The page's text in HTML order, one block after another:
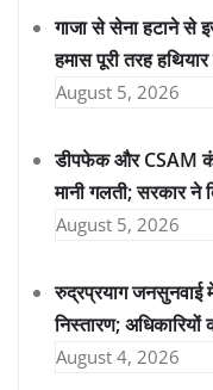
गाजा से सेना हटाने से
हमास पूरी तरह
August 5, 2026
डीपफेक और CSAM
मानी गलती; सरकार
August 5, 2026
रुद्रप्रयाग जनसुनवाई
निस्तारण; अधिकारियों
August 4, 2026